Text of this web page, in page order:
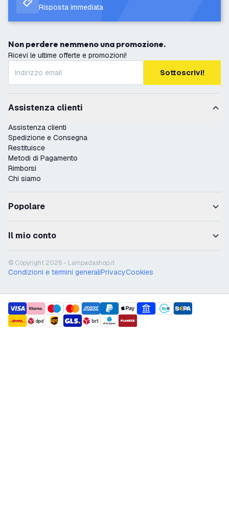
Risposta immediata
Non perdere nemmeno una promozione.
Ricevi le ultime offerte e promozioni!
Sottoscrivi!
Assistenza clienti
Assistenza clienti
Spedizione e Consegna
Restituisce
Metodi di Pagamento
Rimborsi
Chi siamo
Popolare
Il mio conto
© Copyright 2026 - Lampadashop.it
Condizioni e termini generaliPrivacyCookies
payment methods
shipment methods